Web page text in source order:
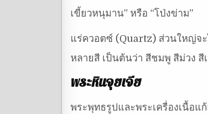
เขี้ยวหนุมาน” หรือ “โป่งข่าม”
แร่ควอตซ์ (Quartz) ส่วนใหญ่จ
หลายสี เป็นต้นว่า สีชมพู สีม่วง
พระหินจุยเจีย
พระพุทธรูปและพระเครื่องเนื้อ